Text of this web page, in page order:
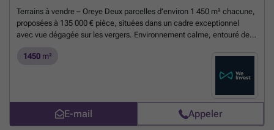
Terrains à vendre – Oreye Deux parcelles d’environ 1 450 m² chacune,
proposées à 135 000 € pièce, situées dans un cadre exceptionnel
avec vue dégagée sur les vergers. Environnement calme, entouré de
réserve d’acceptation du projet par la commune. Idéal pour ceux qui
recherchent tranquillité et nature. Envie de visiter, contactez-nous:
### ou par mail ; ### . Vente sous réserve d'accord du propriétaire.
***** Pour toute demande d'évaluation GRATUITE et SANS
ENGAGEMENT, contactez votre agent immobilier local au ###
En savoir plus ?
1450 m²
E-mail Appeler